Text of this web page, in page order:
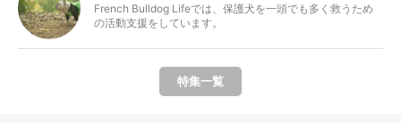
French Bulldog Lifeでは、保護犬を一頭でも多く救うため
の活動支援をしています。
特集一覧